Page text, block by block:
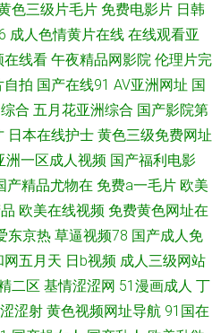
91久久香蕉 日韩A片精品 成人AV免费
女逼91 91视频完整版 一区二区伦理剧
在线视频 黑丝美眉呻吟给力 91国产小
频福利91三级国产 女同扣逼 成人福利
东影音av 91黄小视频 欧美性爱sss AV
站 福利姬导航 91国精产 午夜男人天堂
福利在线 91精品在线视频观看视频 涩
色三级片毛片 免费电影片 日韩
成人色情黄片在线 在线观看亚
在线看 午夜精品网影院 伦理片完
自拍 国产在线91 AV亚洲网址 国
合 五月花亚洲综合 国产影院第
日本在线护士 黄色三级免费网址
洲一区成人视频 国产福利电影
产精品尤物在 免费a一毛片 欧美
欧美在线视频 免费黄色网址在
东京热 草逼视频78 国产成人免
网五月天 日b视频 成人三级网站
二区 基情涩涩网 51漫画成人 丁
涩射 黄色视频网址导航 91国在